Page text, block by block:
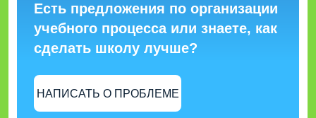
Есть предложения по организации
учебного процесса или знаете, как
сделать школу лучше?
НАПИСАТЬ О ПРОБЛЕМЕ